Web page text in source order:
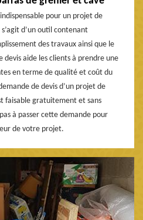
pour un projet de
d’un outil contenant
des travaux ainsi que le
aide les clients à prendre une
en terme de qualité et coût du
de devis d’un projet de
faisable gratuitement et sans
à passer cette demande pour
de votre projet.